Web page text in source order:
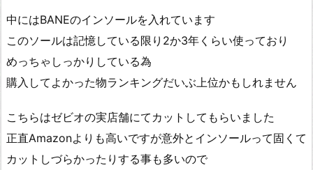
中にはBANEのインソールを入れています
このソールは記憶している限り2か3年くらい使っており
めっちゃしっかりしている為
購入してよかった物ランキングだいぶ上位かもしれません
こちらはゼビオの実店舗にてカットしてもらいました
正直Amazonよりも高いですが意外とインソールって固くて
カットしづらかったりする事も多いので